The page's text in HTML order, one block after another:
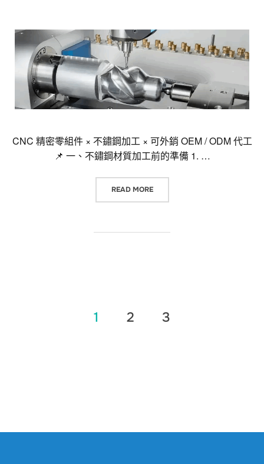
CNC 精密零組件 × 不鏽鋼加工 × 可外銷 OEM / ODM 代工
📌 一、不鏽鋼材質加工前的準備 1. …
READ MORE“CNC 精密零組件 × 不鏽鋼加工 ×
1 2 3